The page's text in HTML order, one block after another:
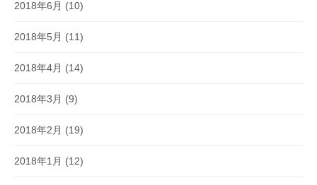
2018年6月 (10)
2018年5月 (11)
2018年4月 (14)
2018年3月 (9)
2018年2月 (19)
2018年1月 (12)